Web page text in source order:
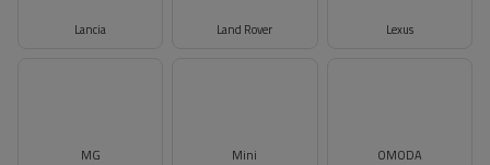
Lancia Land Rover Lexus
MG Mini OMODA